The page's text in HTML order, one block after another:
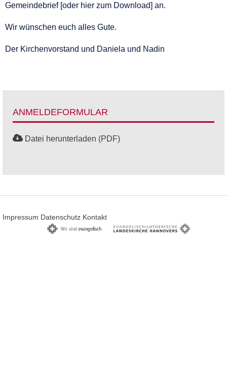
Gemeindebrief [oder hier zum Download] an.
Wir wünschen euch alles Gute.
Der Kirchenvorstand und Daniela und Nadin
ANMELDEFORMULAR
Datei herunterladen (PDF)
Impressum Datenschutz Kontakt